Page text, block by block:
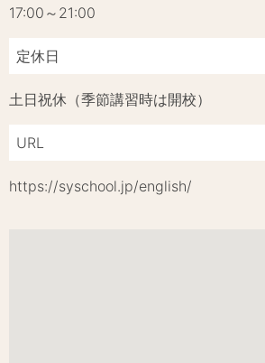
17:00～21:00
定休日
土日祝休（季節講習時は開校）
URL
https://syschool.jp/english/